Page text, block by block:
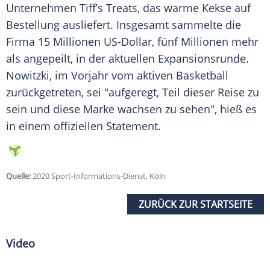
Unternehmen Tiff’s Treats, das warme Kekse auf
Bestellung ausliefert. Insgesamt sammelte die
Firma 15 Millionen US-Dollar, fünf Millionen mehr
als angepeilt, in der aktuellen Expansionsrunde.
Nowitzki, im Vorjahr vom aktiven Basketball
zurückgetreten, sei "aufgeregt, Teil dieser Reise zu
sein und diese Marke wachsen zu sehen", hieß es
in einem offiziellen Statement.
Quelle:2020 Sport-Informations-Dienst, Köln
ZURÜCK ZUR STARTSEITE
Video